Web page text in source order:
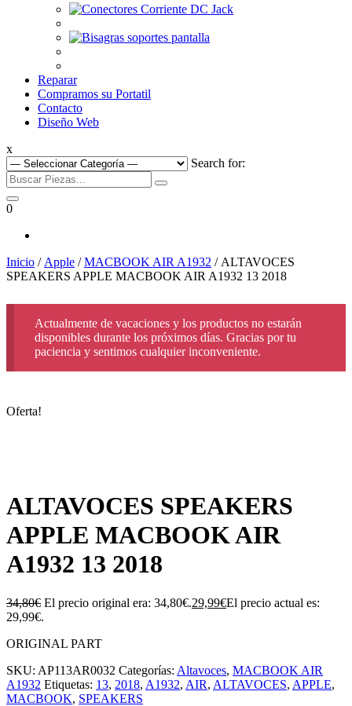
Reparar
Compramos su Portatil
Contacto
Diseño Web
x
Search for:
0
Inicio / Apple /MACBOOK AIR A1932 / ALTAVOCES
SPEAKERS APPLE MACBOOK AIR A1932 13 2018
Actualmente de vacaciones y los productos no estarán
disponibles durante los próximos días. Gracias por tu
paciencia y sentimos cualquier inconveniente.
Oferta!
ALTAVOCES SPEAKERS
APPLE MACBOOK AIR
A1932 13 2018
34,80€ El precio original era: 34,80€.29,99€El precio actual es:
29,99€.
ORIGINAL PART
SKU: AP113AR0032 Categorías: Altavoces, MACBOOK AIR
A1932 Etiquetas: 13, 2018, A1932, AIR, ALTAVOCES, APPLE,
MACBOOK, SPEAKERS